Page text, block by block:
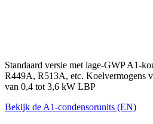
Standaard versie met lage-GWP A1-
R449A, R513A, etc. Koelvermogens
van 0,4 tot 3,6 kW LBP
Bekijk de A1-condensorunits (EN)